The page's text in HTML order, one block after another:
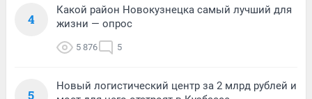
4
Какой район Новокузнецка самый лучший для
жизни — опрос
5 876 5
5
Новый логистический центр за 2 млрд рублей и